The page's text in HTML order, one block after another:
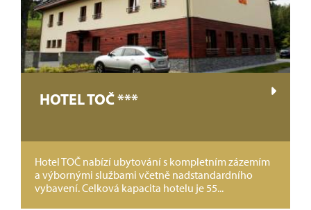
HOTEL TOČ ***
Hotel TOČ nabízí ubytování s kompletním zázemím
a výbornými službami včetně nadstandardního
vybavení. Celková kapacita hotelu je 55...